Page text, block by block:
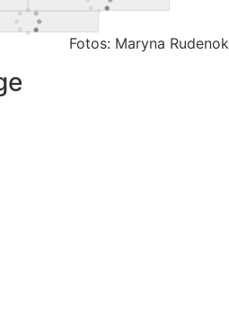
Fotos: Maryna Rudenok